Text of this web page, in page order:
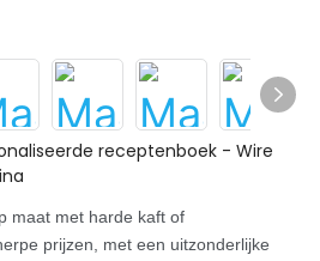
receptenboek - Wire
maat met harde kaft of
prijzen, met een uitzonderlijke